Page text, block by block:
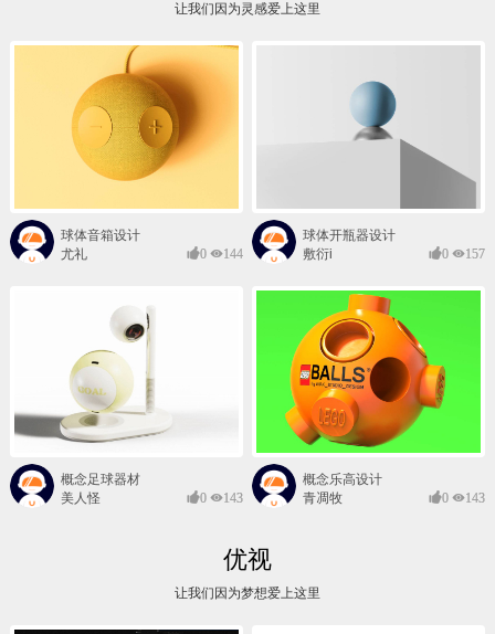
让我们因为灵感爱上这里
球体音箱设计
尤礼
0 144
球体开瓶器设计
敷衍i
0 157
概念足球器材
美人怪
0 143
概念乐高设计
青凋牧
0 143
优视
让我们因为梦想爱上这里